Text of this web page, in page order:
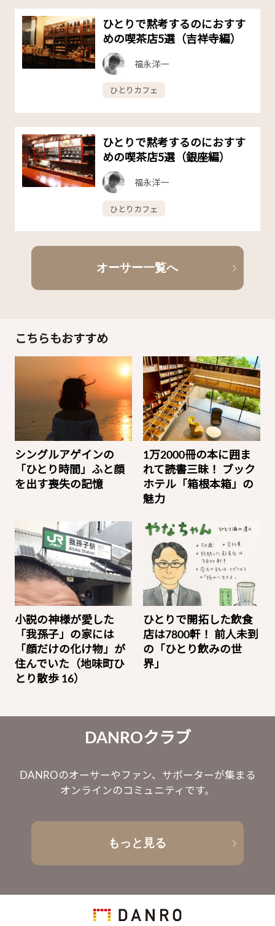
ひとりで黙考するのにおすす
めの喫茶店5選（吉祥寺編）
福永洋一
ひとりカフェ
ひとりで黙考するのにおすす
めの喫茶店5選（銀座編）
福永洋一
ひとりカフェ
オーサー一覧へ
こちらもおすすめ
シングルアゲインの
「ひとり時間」ふと顔
を出す喪失の記憶
1万2000冊の本に囲ま
れて読書三昧！ ブック
ホテル「箱根本箱」の
魅力
小説の神様が愛した
「我孫子」の家には
「顔だけの化け物」が
住んでいた（地味町ひ
とり散歩 16）
ひとりで開拓した飲食
店は7800軒！ 前人未到
の「ひとり飲みの世
界」
DANROクラブ
DANROのオーサーやファン、サポーターが集まる
オンラインのコミュニティです。
もっと見る